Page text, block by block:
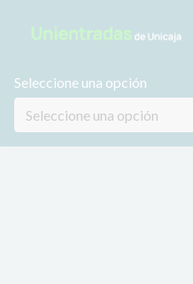
Seleccione una opción